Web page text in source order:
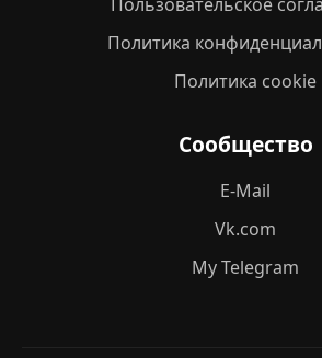
Политика
Политика cookie
Сообщество
E-Mail
Vk.com
My Telegram